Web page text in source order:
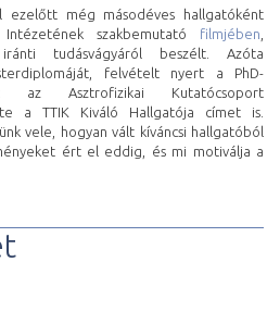
ezelőtt még másodéves hallgatóként
szakbemutató filmjében
tudásvágyáról beszélt. Azóta
felvételt nyert a PhD-
az Asztrofizikai Kutatócsoport
a TTIK Kiváló Hallgatója címet is.
vele, hogyan vált kíváncsi hallgatóból
ért el eddig, és mi motiválja a